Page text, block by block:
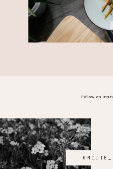
Follow on